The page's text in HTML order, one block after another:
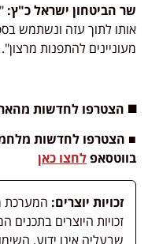
שר הביטחון ישראל כ"ץ:
אותו לתוך עזה ונשתמש
מעוניינים להתפנות מרצון".
◼️ הצטרפו לחדשות
■ הצטרפו לחדשות
בווטסאפלחצו כאן
זכויות יוצרים: המערכת
זכויות היוצרים